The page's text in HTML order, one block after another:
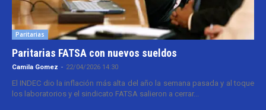
Paritarias
Paritarias FATSA con nuevos sueldos
Camila Gomez - 22/04/2026 14:30
El INDEC dio la inflación más alta del año la semana pasada y al toque
los laboratorios y el sindicato FATSA salieron a cerrar...